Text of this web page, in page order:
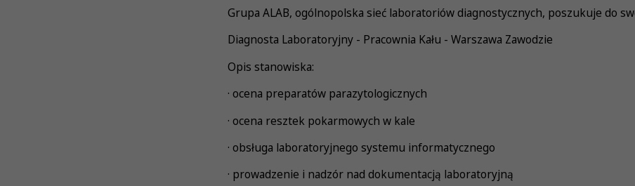
Grupa ALAB, ogólnopolska sieć laboratoriów diagnostycznych, poszukuje do
Diagnosta Laboratoryjny - Pracownia Kału - Warszawa Zawodzie
Opis stanowiska:
· ocena preparatów parazytologicznych
· ocena resztek pokarmowych w kale
· obsługa laboratoryjnego systemu informatycznego
· prowadzenie i nadzór nad dokumentacją laboratoryjną